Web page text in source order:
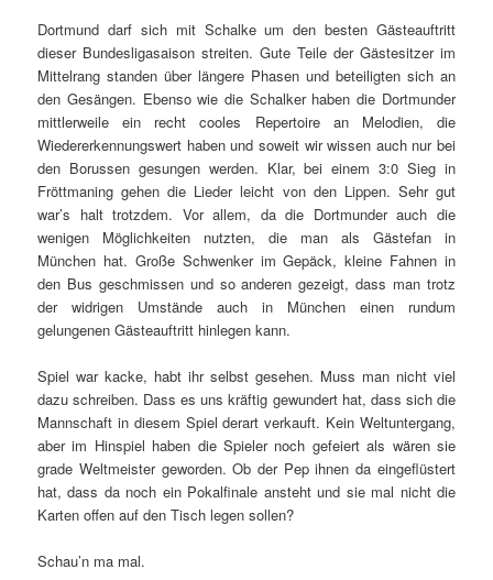
Dortmund darf sich mit Schalke um den besten Gästeauftritt
dieser Bundesligasaison streiten. Gute Teile der Gästesitzer im
Mittelrang standen über längere Phasen und beteiligten sich an
den Gesängen. Ebenso wie die Schalker haben die Dortmunder
mittlerweile ein recht cooles Repertoire an Melodien, die
Wiedererkennungswert haben und soweit wir wissen auch nur bei
den Borussen gesungen werden. Klar, bei einem 3:0 Sieg in
Fröttmaning gehen die Lieder leicht von den Lippen. Sehr gut
war’s halt trotzdem. Vor allem, da die Dortmunder auch die
wenigen Möglichkeiten nutzten, die man als Gästefan in
München hat. Große Schwenker im Gepäck, kleine Fahnen in
den Bus geschmissen und so anderen gezeigt, dass man trotz
der widrigen Umstände auch in München einen rundum
gelungenen Gästeauftritt hinlegen kann.
Spiel war kacke, habt ihr selbst gesehen. Muss man nicht viel
dazu schreiben. Dass es uns kräftig gewundert hat, dass sich die
Mannschaft in diesem Spiel derart verkauft. Kein Weltuntergang,
aber im Hinspiel haben die Spieler noch gefeiert als wären sie
grade Weltmeister geworden. Ob der Pep ihnen da eingeflüstert
hat, dass da noch ein Pokalfinale ansteht und sie mal nicht die
Karten offen auf den Tisch legen sollen?
Schau’n ma mal.